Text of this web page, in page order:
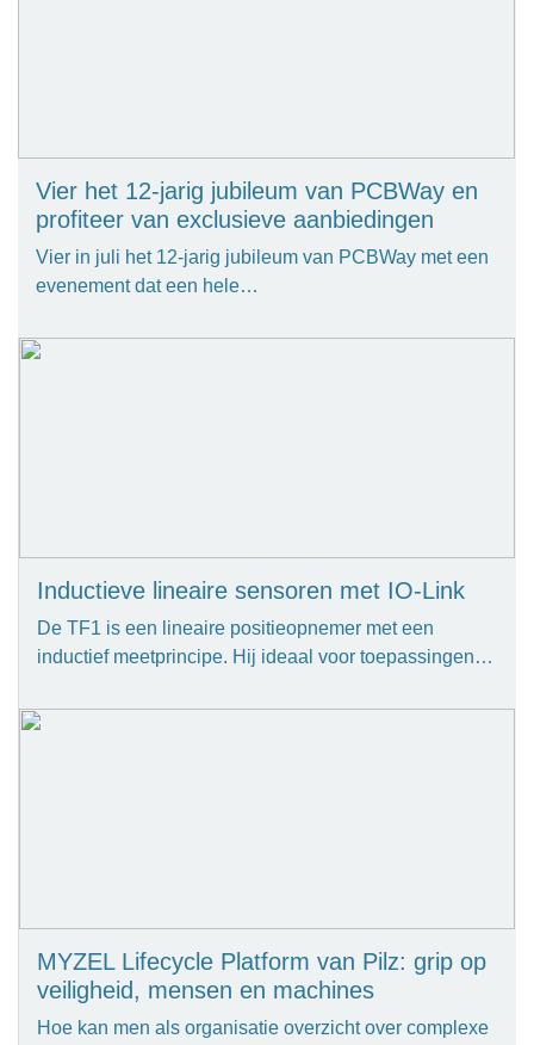
Vier het 12-jarig jubileum van PCBWay en
profiteer van exclusieve aanbiedingen
Vier in juli het 12-jarig jubileum van PCBWay met een
evenement dat een hele…
Inductieve lineaire sensoren met IO-Link
De TF1 is een lineaire positieopnemer met een
inductief meetprincipe. Hij ideaal voor toepassingen…
MYZEL Lifecycle Platform van Pilz: grip op
veiligheid, mensen en machines
Hoe kan men als organisatie overzicht over complexe